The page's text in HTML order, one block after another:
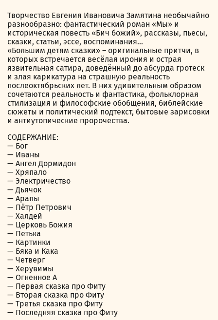
Творчество Евгения Ивановича Замятина необычайно
разнообразно: фантастический роман «Мы» и
историческая повесть «Бич божий», рассказы, пьесы,
сказки, статьи, эссе, воспоминания…
«Большим детям сказки» – оригинальные притчи, в
которых встречается весёлая ирония и острая
язвительная сатира, доведённый до абсурда гротеск
и злая карикатура на страшную реальность
послеоктябрьских лет. В них удивительным образом
сочетаются реальность и фантастика, фольклорная
стилизация и философские обобщения, библейские
сюжеты и политический подтекст, бытовые зарисовки
и антиутопические пророчества.
СОДЕРЖАНИЕ:
— Бог
— Иваны
— Ангел Дормидон
— Хряпало
— Электричество
— Дьячок
— Арапы
— Пётр Петрович
— Халдей
— Церковь Божия
— Петька
— Картинки
— Бяка и Кака
— Четверг
— Херувимы
— Огненное А
— Первая сказка про Фиту
— Вторая сказка про Фиту
— Третья сказка про Фиту
— Последняя сказка про Фиту